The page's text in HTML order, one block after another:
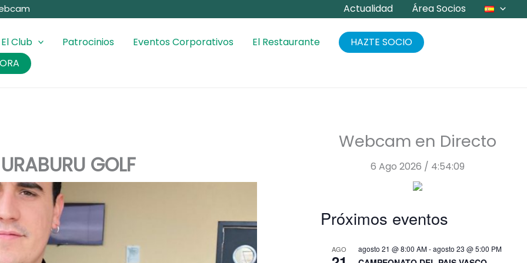
Actualidad Área Socios
El Club Patrocinios Eventos Corporativos El Restaurante
HAZTE SOCIO
GOLF
Webcam en Directo
6 Ago 2026 / 4:54:10
Próximos eventos
AGO agosto 21 @ 8:00 AM-agosto 23 @ 5:00 PM